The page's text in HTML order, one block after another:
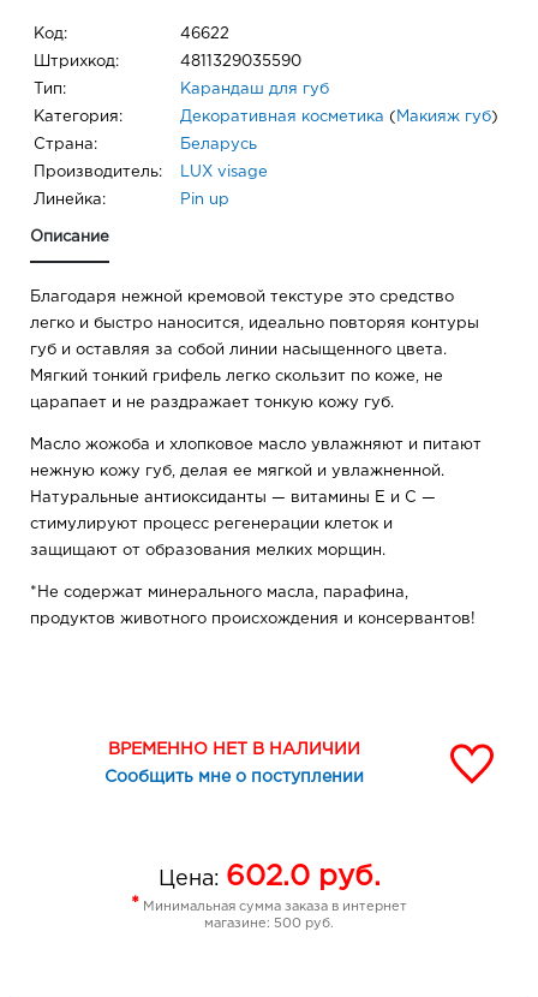
Код: 46622
Штрихкод: 4811329035590
Тип: Карандаш для губ
Категория: Декоративная косметика ( Макияж губ)
Страна: Беларусь
Производитель: LUX visage
Линейка: Pin up
Описание
Благодаря нежной кремовой текстуре это средство
легко и быстро наносится, идеально повторяя контуры
губ и оставляя за собой линии насыщенного цвета.
Мягкий тонкий грифель легко скользит по коже, не
царапает и не раздражает тонкую кожу губ.
Масло жожоба и хлопковое масло увлажняют и питают
нежную кожу губ, делая ее мягкой и увлажненной.
Натуральные антиоксиданты — витамины Е и С —
стимулируют процесс регенерации клеток и
защищают от образования мелких морщин.
*Не содержат минерального масла, парафина,
продуктов животного происхождения и консервантов!
ВРЕМЕННО НЕТ В НАЛИЧИИ
Сообщить мне о поступлении
Цена: 602.0руб.
* Минимальная сумма заказа в интернет
магазине: 500 руб.